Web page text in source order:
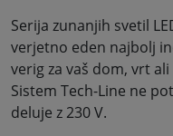
Serija zunanjih svetil
verjetno eden najbolj
verig za vaš dom, vrt
Sistem Tech-Line ne
deluje z 230 V.